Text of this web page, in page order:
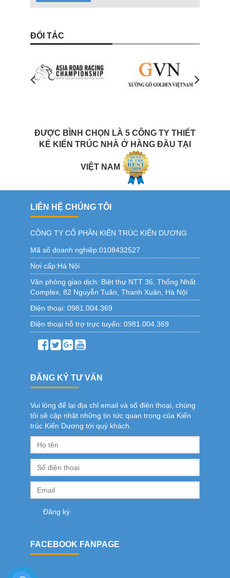
ĐỐI TÁC
ĐƯỢC BÌNH CHỌN LÀ 5 CÔNG TY THIẾT
KẾ KIẾN TRÚC NHÀ Ở HÀNG ĐẦU TẠI
VIỆT NAM
LIÊN HỆ CHÚNG TÔI
CÔNG TY CỔ PHẦN KIẾN TRÚC KIẾN DƯƠNG
Mã số doanh nghiêp:0108432527
Nơi cấp:Hà Nội
Văn phòng giao dịch: Biệt thự NTT 36, Thống Nhất
Complex, 82 Nguyễn Tuân, Thanh Xuân, Hà Nội
Điện thoại: 0981.004.369
Điện thoại hỗ trợ trực tuyến: 0981.004.369
ĐĂNG KÝ TƯ VẤN
Vui lòng để lại địa chỉ email và số điện thoại, chúng
tôi sẽ cập nhật những tin tức quan trọng của Kiến
trúc Kiến Dương tới quý khách.
FACEBOOK FANPAGE